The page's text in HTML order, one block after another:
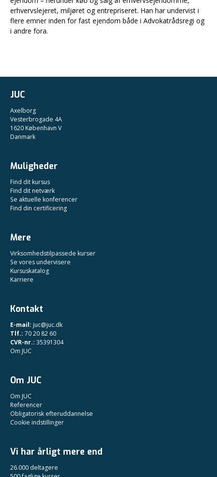
erhvervslejeret, miljøret og entrepriseret. Han har undervist i
flere emner inden for fast ejendom både i Advokatrådsregi og
i andre fora.
JUC
Axelborg
Vesterbrogade 4A
1620 København V
Danmark
Muligheder
Find dit kursus
Find dit netværk
Se aktuelle konferencer
Find din certificering
Mere
Virksomhedstilpassede kurser
Se vores undervisere
Kursuskatalog
Karriere
Kontakt
E-mail: juc@juc.dk
Tlf.: 70 20 82 60
CVR-nr.: 35391304
Om JUC
Om JUC
Om JUC
Referencer
Obligatorisk efteruddannelse
Cookie indstillinger
Vi har årligt mere end
26.000 deltagere